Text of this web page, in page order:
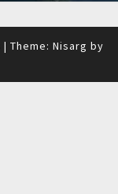
| Theme: Nisarg by